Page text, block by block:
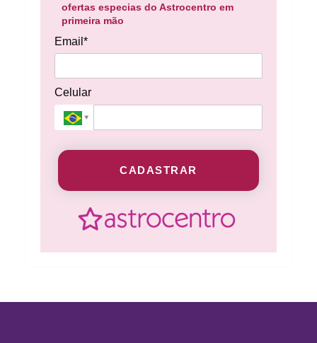
ofertas especias do Astrocentro em
primeira mão
Email*
Celular
CADASTRAR